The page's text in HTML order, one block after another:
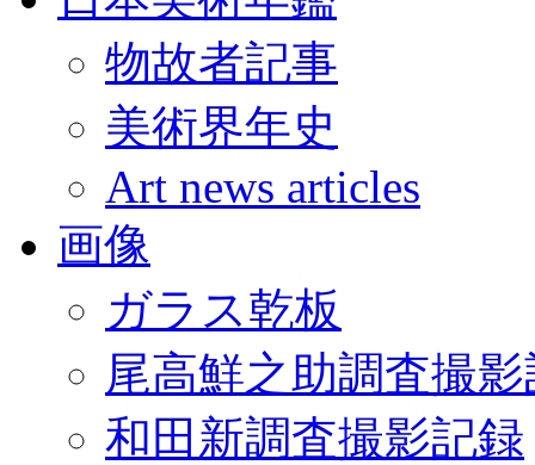
物故者記事
美術界年史
Art news articles
画像
ガラス乾板
尾高鮮之助調査撮
和田新調査撮影記録